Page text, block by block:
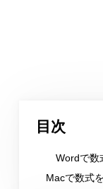
目次
Wordで数
Macで数式